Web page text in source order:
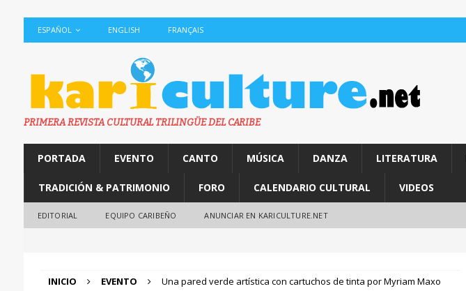
ESPAÑOL ENGLISH FRANÇAIS
PRIMERA REVISTA CULTURAL TRILINGÜE DEL CARIBE
PORTADA EVENTO CANTO MÚSICA DANZA LITERATURA
TRADICIÓN & PATRIMONIO FORO CALENDARIO CULTURAL VIDEOS
EDITORIAL EQUIPO CARIBEÑO ANUNCIAR EN KARICULTURE.NET
INICIO EVENTO Una pared verde artística con cartuchos de tinta por Myriam Maxo